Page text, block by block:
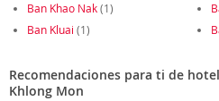
Ban Khao Nak(1)
Ban Kluai (1)
Recomendaciones para ti de
Khlong Mon